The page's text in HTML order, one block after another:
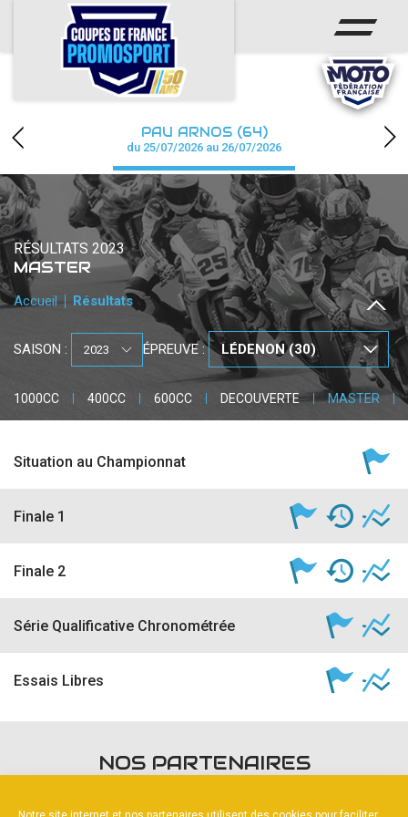
ACCUEIL
ACTUS
CALENDRIER
CHAMPIONNAT
RÉSULTATS
PHOTOS / WEB TV
PARTENAIRES
accéder à la billetterie
PAU ARNOS (64)
du 25/07/2026 au 26/07/2026
RÉSULTATS 2023
MASTER
Accueil Résultats
SAISON : ÉPREUVE :
1000CC 400CC 600CC DECOUVERTE MASTER
Situation au Championnat
Finale 1
Finale 2
Série Qualificative Chronométrée
Essais Libres
NOS PARTENAIRES